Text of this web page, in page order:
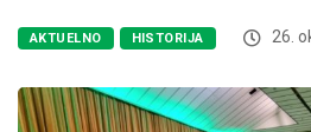
AKTUELNO HISTORIJA 26.